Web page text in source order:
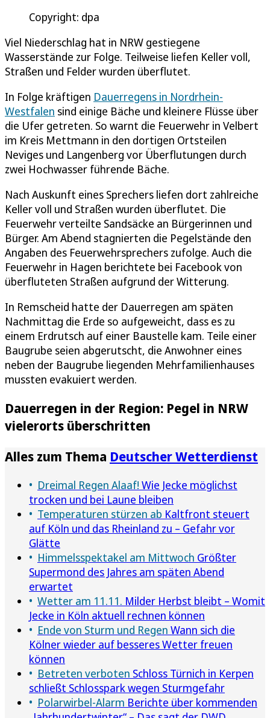
Copyright: dpa
Viel Niederschlag hat in NRW gestiegene
Wasserstände zur Folge. Teilweise liefen Keller voll,
Straßen und Felder wurden überflutet.
In Folge kräftigen Dauerregens in Nordrhein-
Westfalen sind einige Bäche und kleinere Flüsse über
die Ufer getreten. So warnt die Feuerwehr in Velbert
im Kreis Mettmann in den dortigen Ortsteilen
Neviges und Langenberg vor Überflutungen durch
zwei Hochwasser führende Bäche.
Nach Auskunft eines Sprechers liefen dort zahlreiche
Keller voll und Straßen wurden überflutet. Die
Feuerwehr verteilte Sandsäcke an Bürgerinnen und
Bürger. Am Abend stagnierten die Pegelstände den
Angaben des Feuerwehrsprechers zufolge. Auch die
Feuerwehr in Hagen berichtete bei Facebook von
überfluteten Straßen aufgrund der Witterung.
In Remscheid hatte der Dauerregen am späten
Nachmittag die Erde so aufgeweicht, dass es zu
einem Erdrutsch auf einer Baustelle kam. Teile einer
Baugrube seien abgerutscht, die Anwohner eines
neben der Baugrube liegenden Mehrfamilienhauses
mussten evakuiert werden.
Dauerregen in der Region: Pegel in NRW
vielerorts überschritten
Alles zum Thema Deutscher Wetterdienst
Dreimal Regen Alaaf! Wie Jecke möglichst
trocken und bei Laune bleiben
Temperaturen stürzen ab Kaltfront steuert
auf Köln und das Rheinland zu – Gefahr vor
Glätte
Himmelsspektakel am Mittwoch Größter
Supermond des Jahres am späten Abend
erwartet
Wetter am 11.11. Milder Herbst bleibt – Womit
Jecke in Köln aktuell rechnen können
Ende von Sturm und Regen Wann sich die
Kölner wieder auf besseres Wetter freuen
können
Betreten verboten Schloss Türnich in Kerpen
schließt Schlosspark wegen Sturmgefahr
Polarwirbel-Alarm Berichte über kommenden